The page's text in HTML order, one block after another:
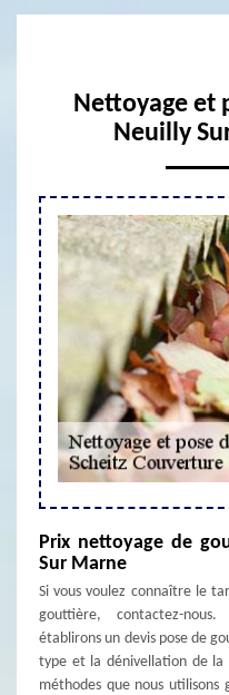
Nettoyage et
Neuilly
Prix nettoyage de
Sur Marne
Si vous voulez connaître le
gouttière, contactez-
établirons un devis pose de
type et la dénivellation de la
méthodes que nous utilisons